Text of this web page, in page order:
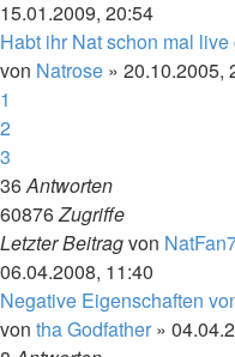
15.01.2009, 20:54
Habt ihr Nat schon mal
von Natrose » 20.10.2005,
1
2
3
36Antworten
60876Zugriffe
Letzter Beitragvon
06.04.2008, 11:40
Negative Eigenschaften
von tha Godfather »